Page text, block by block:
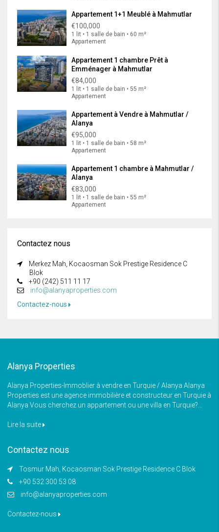
Appartement 1+1 Meublé à Mahmutlar
€100,000
1 lit • 1 salle de bain • 60 m²
Appartement
Appartement 1 chambre Prêt à
Emménager à Mahmutlar
€84,000
1 lit • 1 salle de bain • 55 m²
Appartement
Appartement à Vendre à Mahmutlar /
Alanya
€95,000
1 lit • 1 salle de bain • 58 m²
Appartement
Appartement 1 chambre à Mahmutlar /
Alanya
€83,000
1 lit • 1 salle de bain • 55 m²
Appartement
Contactez nous
Merkez Mah, Kocaosman Sok Prestige Residence C
Blok
+90 (242) 511 11 17
info@alanyaproperties.com
Contactez-nous
Alanya Properties
Alanya Properties-Immoblier à vendre en Turquie / Alanya Alanya
Properties est une agence immobilière et constructeur en Turquie à
Alanya Vous cherchez un appartement ou une villa en Turquie?...
Lire la suite
Contactez nous
Tosmur Mah, Kocaosman Sok Prestige Residence C Blok
+90 532 300 53 08
info@alanyaproperties.com
Contactez-nous